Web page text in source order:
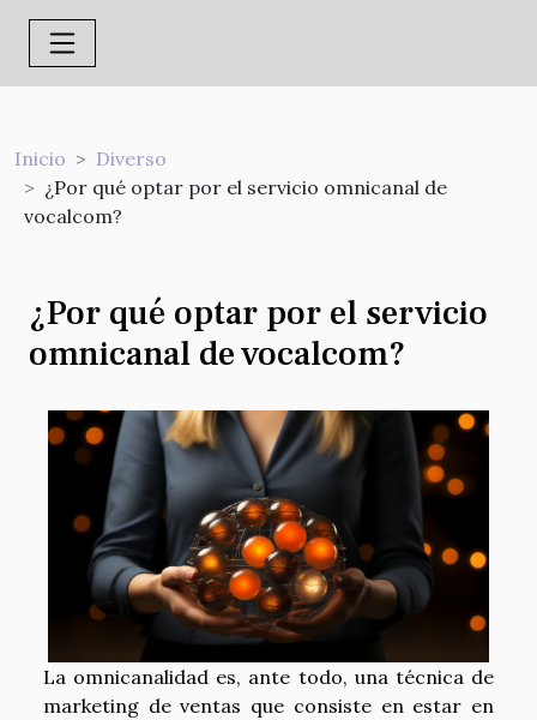
Inicio
Diverso
¿Por qué optar por el servicio omnicanal de
vocalcom?
¿Por qué optar por el servicio
omnicanal de vocalcom?
La omnicanalidad es, ante todo, una técnica de
marketing de ventas que consiste en estar en